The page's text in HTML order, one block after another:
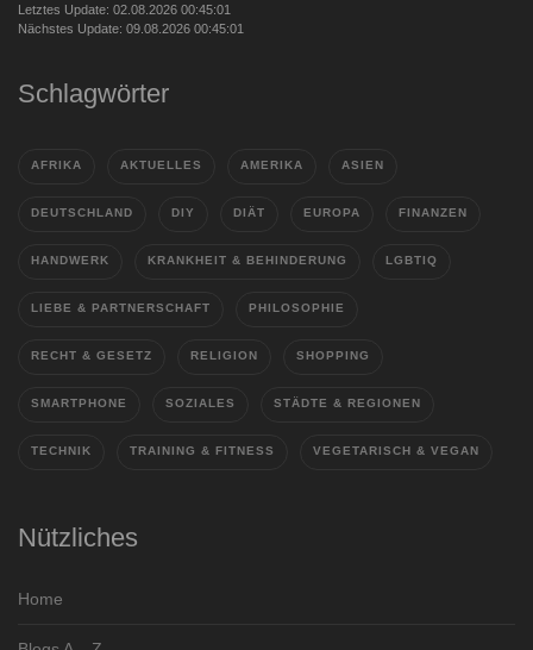
Letztes Update: 02.08.2026 00:45:01
Nächstes Update: 09.08.2026 00:45:01
Schlagwörter
AFRIKA AKTUELLES AMERIKA ASIEN
DEUTSCHLAND DIY DIÄT EUROPA FINANZEN
HANDWERK KRANKHEIT & BEHINDERUNG LGBTIQ
LIEBE & PARTNERSCHAFT PHILOSOPHIE
RECHT & GESETZ RELIGION SHOPPING
SMARTPHONE SOZIALES STÄDTE & REGIONEN
TECHNIK TRAINING & FITNESS VEGETARISCH & VEGAN
Nützliches
Home